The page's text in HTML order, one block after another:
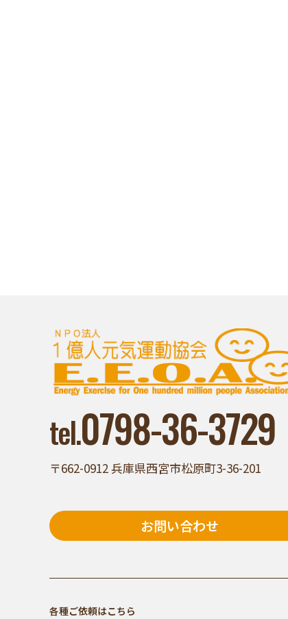
tel.0798-36-3729
〒662-0912 兵庫県西宮市松原町3-36-201
お問い合わせ
各種ご依頼はこちら